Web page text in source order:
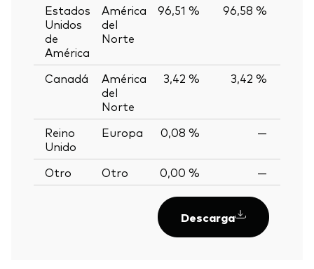
Estados
Unidos
de
América
América
del
Norte
96,51 % 96,58 %
Canadá
América
del
Norte
3,42 % 3,42 %
Reino
Unido
Europa 0,08 % —
Otro Otro 0,00 % —
Descarga